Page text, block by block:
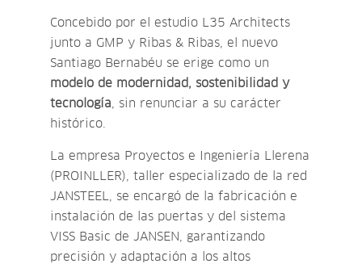
Concebido por el estudio L35 Architects
junto a GMP y Ribas & Ribas, el nuevo
Santiago Bernabéu se erige como un
modelo de modernidad, sostenibilidad y
tecnología , sin renunciar a su carácter
histórico.
La empresa Proyectos e Ingeniería Llerena
(PROINLLER), taller especializado de la red
JANSTEEL, se encargó de la fabricación e
instalación de las puertas y del sistema
VISS Basic de JANSEN, garantizando
precisión y adaptación a los altos